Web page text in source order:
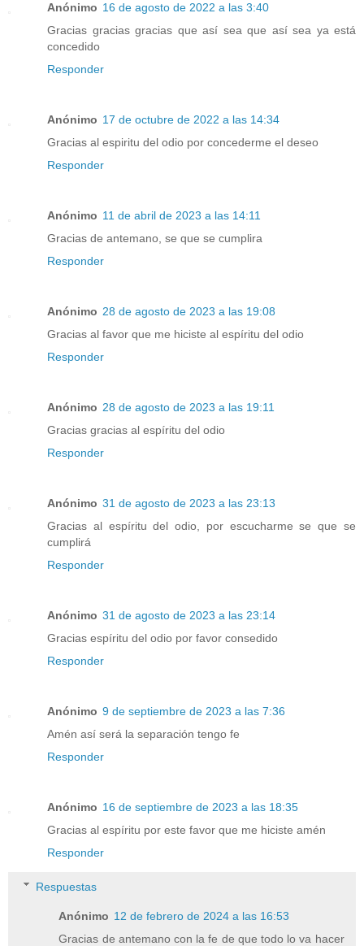
Anónimo 16 de agosto de 2022 a las 3:40
Gracias gracias gracias que así sea que así sea ya está
concedido
Responder
Anónimo 17 de octubre de 2022 a las 14:34
Gracias al espiritu del odio por concederme el deseo
Responder
Anónimo 11 de abril de 2023 a las 14:11
Gracias de antemano, se que se cumplira
Responder
Anónimo 28 de agosto de 2023 a las 19:08
Gracias al favor que me hiciste al espíritu del odio
Responder
Anónimo 28 de agosto de 2023 a las 19:11
Gracias gracias al espíritu del odio
Responder
Anónimo 31 de agosto de 2023 a las 23:13
Gracias al espíritu del odio, por escucharme se que se
cumplirá
Responder
Anónimo 31 de agosto de 2023 a las 23:14
Gracias espíritu del odio por favor consedido
Responder
Anónimo 9 de septiembre de 2023 a las 7:36
Amén así será la separación tengo fe
Responder
Anónimo 16 de septiembre de 2023 a las 18:35
Gracias al espíritu por este favor que me hiciste amén
Responder
Respuestas
Anónimo 12 de febrero de 2024 a las 16:53
Gracias de antemano con la fe de que todo lo va hacer